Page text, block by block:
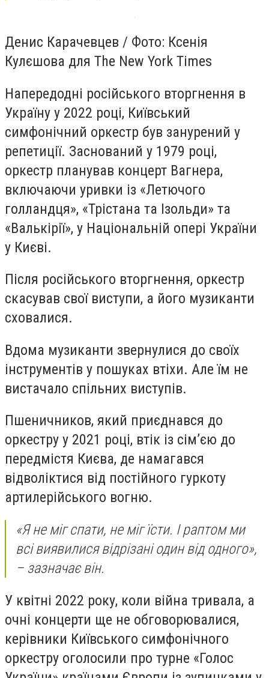
Денис Карачевцев / Фото: Ксенія
Кулєшова для The New York Times
Напередодні російського вторгнення в
Україну у 2022 році, Київський
симфонічний оркестр був занурений у
репетиції. Заснований у 1979 році,
оркестр планував концерт Вагнера,
включаючи уривки із «Летючого
голландця», «Трістана та Ізольди» та
«Валькірії», у Національній опері України
у Києві.
Після російського вторгнення, оркестр
скасував свої виступи, а його музиканти
сховалися.
Вдома музиканти звернулися до своїх
інструментів у пошуках втіхи. Але їм не
вистачало спільних виступів.
Пшеничников, який приєднався до
оркестру у 2021 році, втік із сім’єю до
передмістя Києва, де намагався
відволіктися від постійного гуркоту
артилерійського вогню.
«Я не міг спати, не міг їсти. І раптом ми
всі виявилися відрізані один від одного»,
– зазначає він.
У квітні 2022 року, коли війна тривала, а
очні концерти ще не обговорювалися,
керівники Київського симфонічного
оркестру оголосили про турне «Голос